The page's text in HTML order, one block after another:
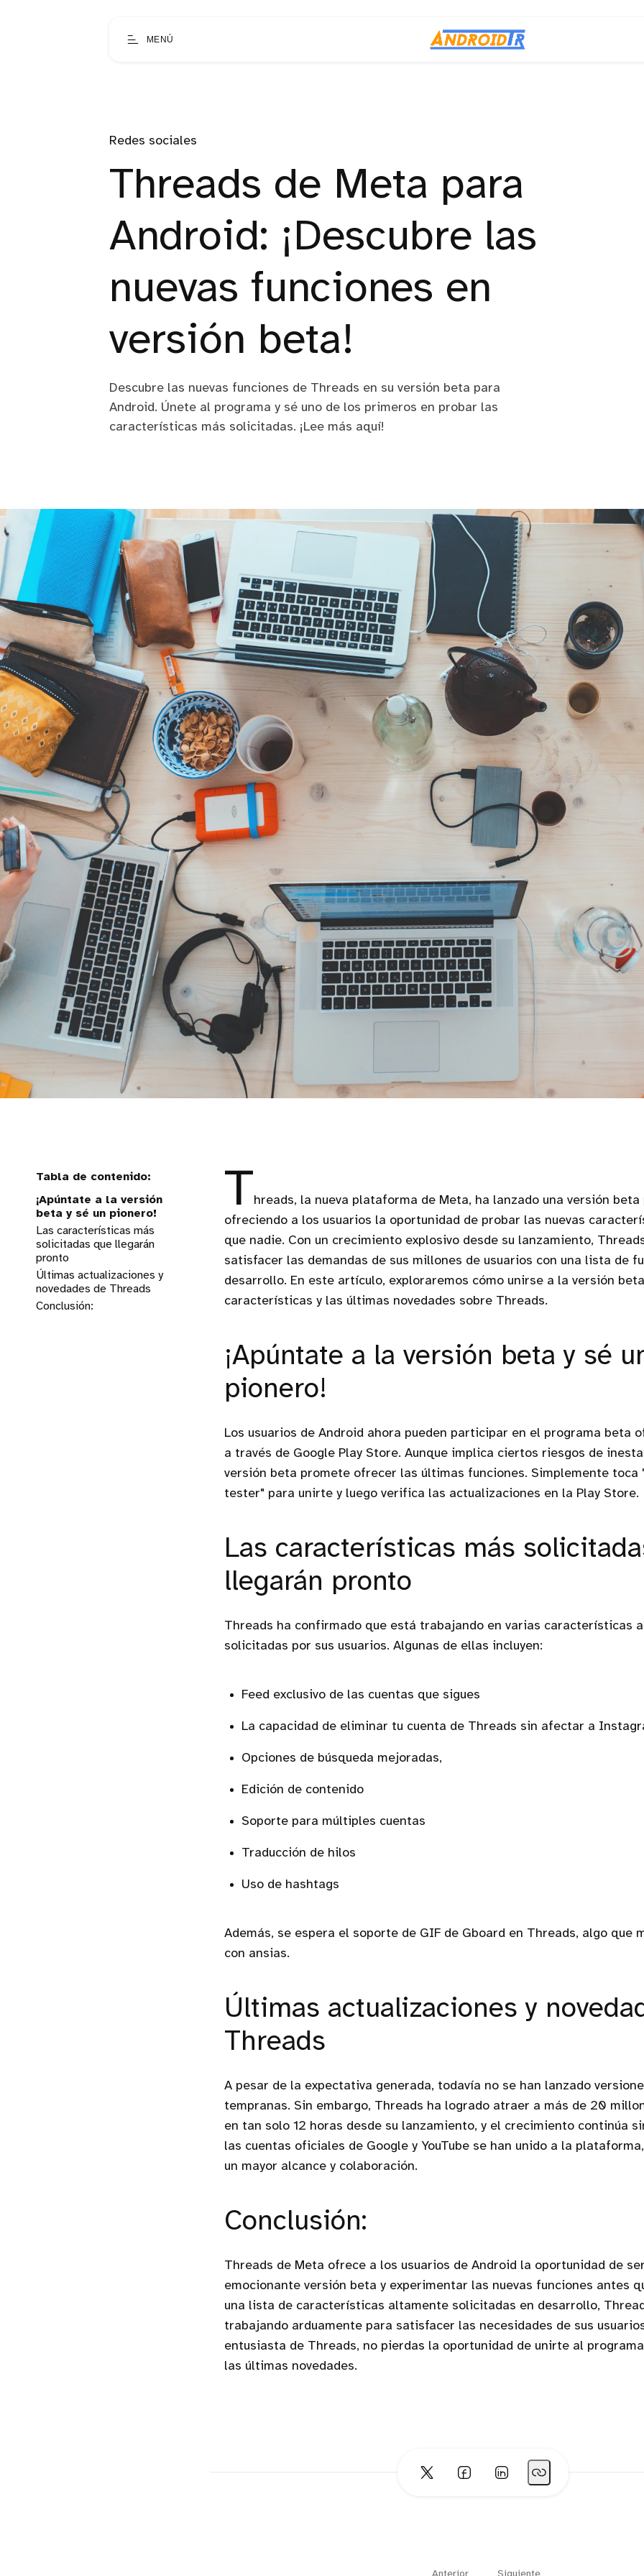
MENÚ
Redes sociales
Threads de Meta para
Android: ¡Descubre las
nuevas funciones en
versión beta!
Descubre las nuevas funciones de Threads en su versión beta para
Android. Únete al programa y sé uno de los primeros en probar las
características más solicitadas. ¡Lee más aquí!
¡Apúntate a la versión
beta y sé un pionero!
Las características más
solicitadas que llegarán
pronto
Últimas actualizaciones y
novedades de Threads
Conclusión:
Threads, la nueva plataforma de Meta, ha lanzado una versión beta
ofreciendo a los usuarios la oportunidad de probar las nuevas
que nadie. Con un crecimiento explosivo desde su lanzamiento,
satisfacer las demandas de sus millones de usuarios con una lista de
desarrollo. En este artículo, exploraremos cómo unirse a la versión
características y las últimas novedades sobre Threads.
¡Apúntate a la versión beta y sé
pionero!
Los usuarios de Android ahora pueden participar en el programa beta
a través de Google Play Store. Aunque implica ciertos riesgos de
versión beta promete ofrecer las últimas funciones. Simplemente toca
tester" para unirte y luego verifica las actualizaciones en la Play Store.
Las características más
llegarán pronto
Threads ha confirmado que está trabajando en varias características
solicitadas por sus usuarios. Algunas de ellas incluyen:
Feed exclusivo de las cuentas que sigues
La capacidad de eliminar tu cuenta de Threads sin afectar a
Opciones de búsqueda mejoradas,
Edición de contenido
Soporte para múltiples cuentas
Traducción de hilos
Uso de hashtags
Además, se espera el soporte de GIF de Gboard en Threads, algo que
con ansias.
Últimas actualizaciones y
Threads
A pesar de la expectativa generada, todavía no se han lanzado
tempranas. Sin embargo, Threads ha logrado atraer a más de 20
en tan solo 12 horas desde su lanzamiento, y el crecimiento continúa
las cuentas oficiales de Google y YouTube se han unido a la
un mayor alcance y colaboración.
Conclusión:
Threads de Meta ofrece a los usuarios de Android la oportunidad de
emocionante versión beta y experimentar las nuevas funciones antes
una lista de características altamente solicitadas en desarrollo,
trabajando arduamente para satisfacer las necesidades de sus
entusiasta de Threads, no pierdas la oportunidad de unirte al
las últimas novedades.